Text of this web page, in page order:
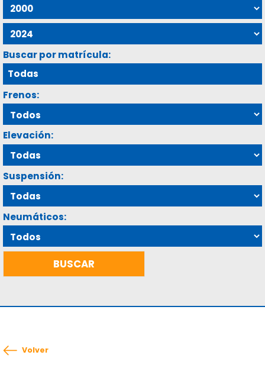
Buscar por matrícula:
Frenos:
Elevación:
Suspensión:
Neumáticos:
Volver